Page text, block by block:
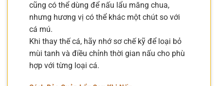
cũng có thể dùng để nấu lẩu măng chua,
nhưng hương vị có thể khác một chút so với
cá mú.
Khi thay thế cá, hãy nhớ sơ chế kỹ để loại bỏ
mùi tanh và điều chỉnh thời gian nấu cho phù
hợp với từng loại cá.